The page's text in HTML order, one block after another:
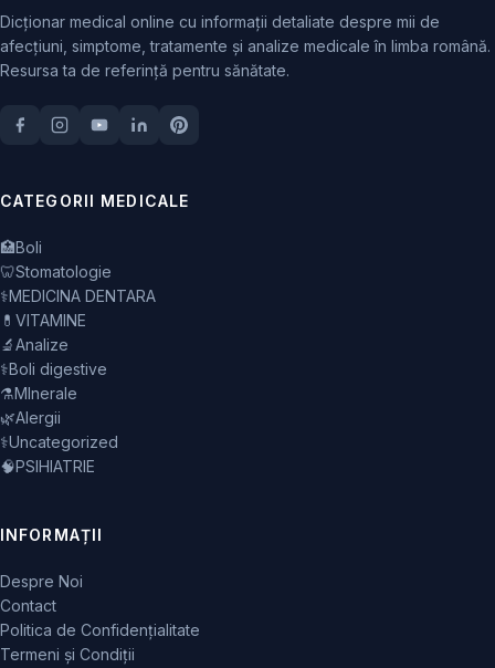
Dicționar medical online cu informații detaliate despre mii de
afecțiuni, simptome, tratamente și analize medicale în limba română.
Resursa ta de referință pentru sănătate.
CATEGORII MEDICALE
🏥Boli
🦷Stomatologie
⚕️MEDICINA DENTARA
💊 VITAMINE
🔬Analize
⚕️Boli digestive
⚗️MInerale
🌿Alergii
⚕️Uncategorized
🧠PSIHIATRIE
INFORMAȚII
Despre Noi
Contact
Politica de Confidențialitate
Termeni și Condiții